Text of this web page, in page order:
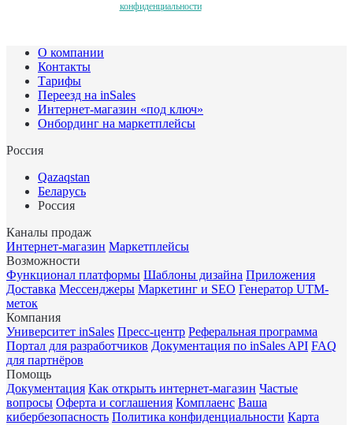
конфиденциальности
О компании
Контакты
Тарифы
Переезд на inSales
Интернет-магазин «под ключ»
Онбординг на маркетплейсы
Россия
Qazaqstan
Беларусь
Россия
Каналы продаж
Интернет-магазин Маркетплейсы
Возможности
Функционал платформы Шаблоны дизайна Приложения
Доставка Мессенджеры Маркетинг и SEO Генератор UTM-
меток
Компания
Университет inSales Пресс-центр Реферальная программа
Портал для разработчиков Документация по inSales API FAQ
для партнёров
Помощь
Документация Как открыть интернет-магазин Частые
вопросы Оферта и соглашения Комплаенс Ваша
кибербезопасность Политика конфиденциальности Карта